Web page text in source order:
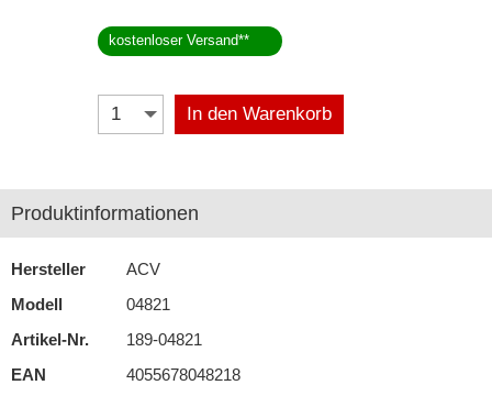
Antennenverstärker
Antennenzubehör
Aux-In-Adapter
CAN-BUS-Adapter
Cinch-Kabel
DAB+
kostenloser Versand**
In den Warenkorb
Produktinformationen
Hersteller
ACV
Modell
04821
Artikel-Nr.
189-04821
EAN
4055678048218